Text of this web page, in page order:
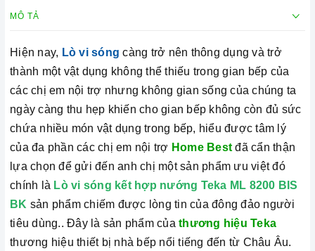
MÔ TẢ
Hiện nay, Lò vi sóng càng trở nên thông dụng và trở
thành một vật dụng không thể thiếu trong gian bếp của
các chị em nội trợ nhưng không gian sống của chúng ta
ngày càng thu hẹp khiến cho gian bếp không còn đủ sức
chứa nhiều món vật dụng trong bếp, hiểu được tâm lý
của đa phần các chị em nội trợ Home Best đã cẩn thận
lựa chọn để gửi đến anh chị một sản phẩm ưu việt đó
chính là Lò vi sóng kết hợp nướng Teka ML 8200 BIS
BK sản phẩm chiếm được lòng tin của đông đảo người
tiêu dùng.. Đây là sản phẩm của thương hiệu Teka
thương hiệu thiết bị nhà bếp nổi tiếng đến từ Châu Âu.